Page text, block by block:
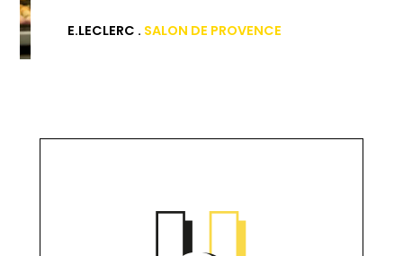
E.LECLERC . SALON DE PROVENCE